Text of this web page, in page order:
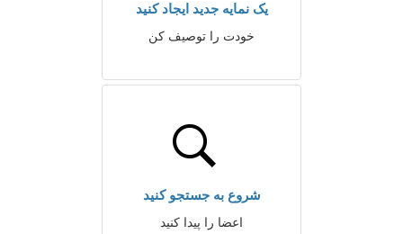
یک نمایه جدید ایجاد کنید
خودت را توصیف کن
شروع به جستجو کنید
اعضا را پیدا کنید